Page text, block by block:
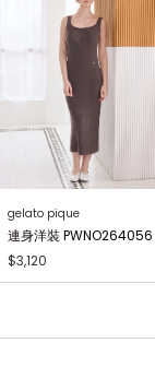
gelato pique
連身洋裝 PWNO264056
$3,120